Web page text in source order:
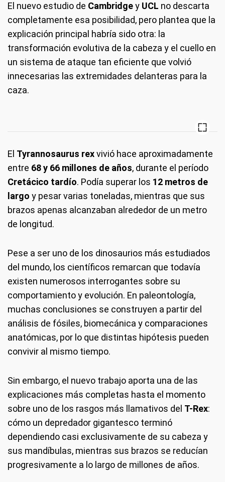
El nuevo estudio de Cambridgey UCL no descarta
completamente esa posibilidad, pero plantea que la
explicación principal habría sido otra: la
transformación evolutiva de la cabeza y el cuello en
un sistema de ataque tan eficiente que volvió
innecesarias las extremidades delanteras para la
caza.
El Tyrannosaurus rexvivió hace aproximadamente
entre 68 y 66 millones de años, durante el período
Cretácico tardío. Podía superar los 12 metros de
largo y pesar varias toneladas, mientras que sus
brazos apenas alcanzaban alrededor de un metro
de longitud.
Pese a ser uno de los dinosaurios más estudiados
del mundo, los científicos remarcan que todavía
existen numerosos interrogantes sobre su
comportamiento y evolución. En paleontología,
muchas conclusiones se construyen a partir del
análisis de fósiles, biomecánica y comparaciones
anatómicas, por lo que distintas hipótesis pueden
convivir al mismo tiempo.
Sin embargo, el nuevo trabajo aporta una de las
explicaciones más completas hasta el momento
sobre uno de los rasgos más llamativos del T-Rex:
cómo un depredador gigantesco terminó
dependiendo casi exclusivamente de su cabeza y
sus mandíbulas, mientras sus brazos se reducían
progresivamente a lo largo de millones de años.